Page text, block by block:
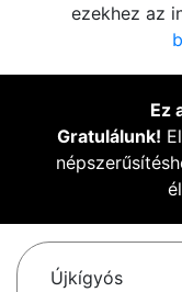
ezekhez az
Ez
Gratulálunk!
Újkígyós